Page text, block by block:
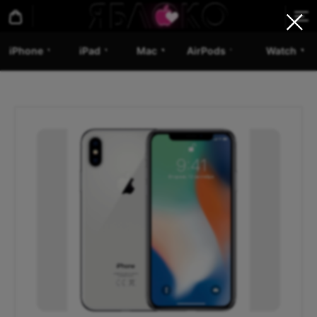
iPhone iPad Mac AirPods Watch